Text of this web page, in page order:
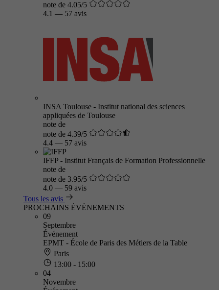
note de 4.05/5
4.1 — 57 avis
INSA Toulouse - Institut national des sciences
appliquées de Toulouse
note de
note de 4.39/5
4.4 — 57 avis
IFFP - Institut Français de Formation Professionnelle
note de
note de 3.95/5
4.0 — 59 avis
Tous les avis
PROCHAINS ÉVÈNEMENTS
09
Septembre
Événement
EPMT - École de Paris des Métiers de la Table
Paris
13:00 - 15:00
04
Novembre